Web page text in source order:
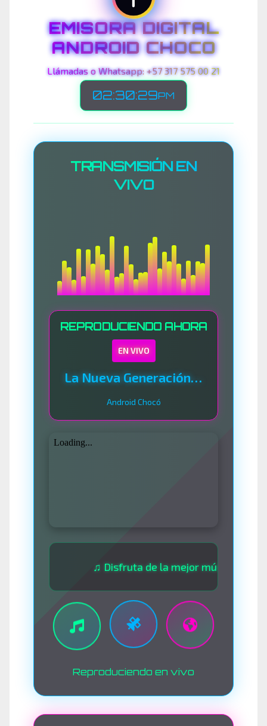
EMISORA DIGITAL
ANDROID CHOCO
Llámadas o Whatsapp: +57 317 575 00 21
02:30:32PM
TRANSMISIÓN EN
VIVO
REPRODUCIENDO AHORA
EN VIVO
La Nueva Generación Del Sistema
Android Chocó
♫ Disfruta de la mejor música las 24
Reproduciendo en vivo